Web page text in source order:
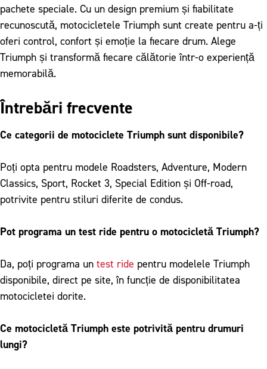
pachete speciale. Cu un design premium și fiabilitate
recunoscută, motocicletele Triumph sunt create pentru a-ți
oferi control, confort și emoție la fiecare drum. Alege
Triumph și transformă fiecare călătorie într-o experiență
memorabilă.
Întrebări frecvente
Ce categorii de motociclete Triumph sunt disponibile?
Poți opta pentru modele Roadsters, Adventure, Modern
Classics, Sport, Rocket 3, Special Edition și Off-road,
potrivite pentru stiluri diferite de condus.
Pot programa un test ride pentru o motocicletă Triumph?
Da, poți programa un test ride pentru modelele Triumph
disponibile, direct pe site, în funcție de disponibilitatea
motocicletei dorite.
Ce motocicletă Triumph este potrivită pentru drumuri
lungi?